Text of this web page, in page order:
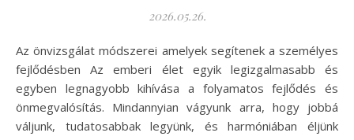
2026.05.26.
Az önvizsgálat módszerei amelyek segítenek a személyes
fejlődésben Az emberi élet egyik legizgalmasabb és
egyben legnagyobb kihívása a folyamatos fejlődés és
önmegvalósítás. Mindannyian vágyunk arra, hogy jobbá
váljunk, tudatosabbak legyünk, és harmóniában éljünk